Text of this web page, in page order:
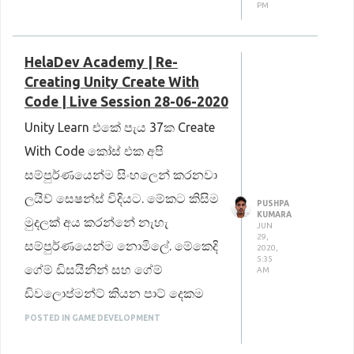
PM
HelaDev Academy | Re-
Creating Unity Create With
Code | Live Session 28-06-2020
Unity Learn එකේ පැය 37ක Create
With Code කෝස් එක අපි
සම්පුර්ණයෙන්ම සිංහලෙන් කරනවා
ලයිව් සෙෂන්ස් විදියට. මේකට කිසිම
මුදලක් අය කරන්නේ නැහැ
සම්පුර්ණයෙන්ම නොමිලේ. මේකෙදි
ගේම් ඩිසයිනින් සහ ගේම්
ඩිවලොප්මන්ට් කියන පාට් දෙකම
කවර් වෙනවා සැහෙන දුරකට.
POSTED IN GAME DEVELOPMENT
PUSHPA
KUMARA
JUN
29,
2020,
5:35
AM